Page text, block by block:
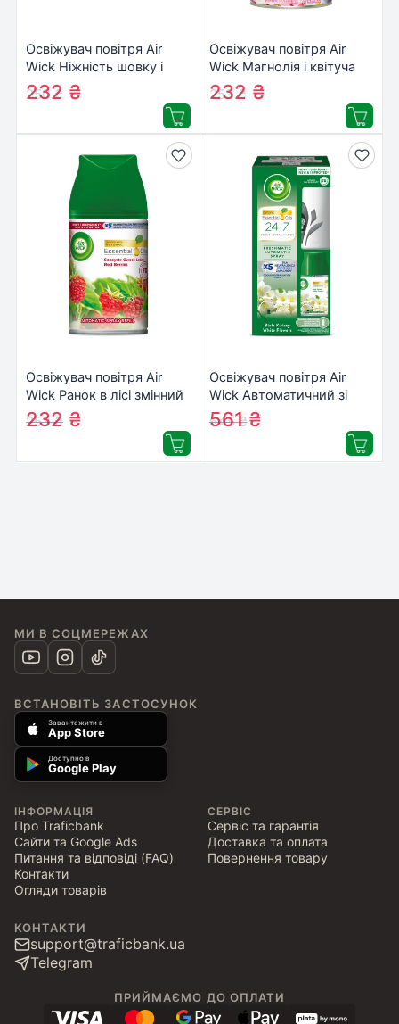
Освіжувач повітря Air
Wick Ніжність шовку і
лілії 250 мл
(4820232970911)
250₴
232 ₴
Освіжувач повітря Air
Wick Магнолія і квітуча
вишня 250 мл
(5011417541807/
253₴
232 ₴
Освіжувач повітря Air
Wick Ранок в лісі змінний
балон 250 мл
(5900627055191/4820232970966)
253₴
232 ₴
Освіжувач повітря Air
Wick Автоматичний зі
змінним балоном Райські
квіти 250 мл
645₴
561₴
МИ В СОЦМЕРЕЖАХ
ВСТАНОВІТЬ ЗАСТОСУНОК
Завантажити в
App Store
Доступно в
Google Play
ІНФОРМАЦІЯ
Про Traficbank
Сайти та Google Ads
Питання та відповіді (FAQ)
Контакти
Огляди товарів
СЕРВІС
Сервіс та гарантія
Доставка та оплата
Повернення товару
КОНТАКТИ
support@traficbank.ua
Telegram
ПРИЙМАЄМО ДО ОПЛАТИ